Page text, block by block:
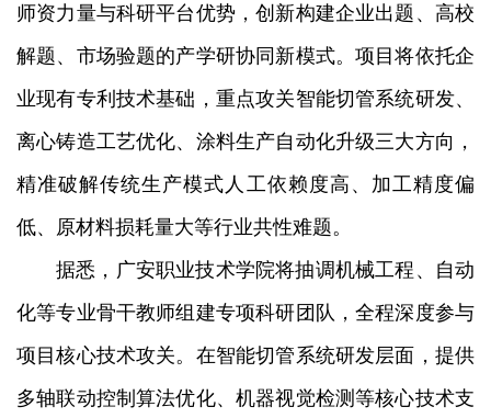
师资力量与科研平台优势，创新构建企业出题、高校
解题、市场验题的产学研协同新模式。项目将依托企
业现有专利技术基础，重点攻关智能切管系统研发、
离心铸造工艺优化、涂料生产自动化升级三大方向，
精准破解传统生产模式人工依赖度高、加工精度偏
低、原材料损耗量大等行业共性难题。
据悉，广安职业技术学院将抽调机械工程、自动
化等专业骨干教师组建专项科研团队，全程深度参与
项目核心技术攻关。在智能切管系统研发层面，提供
多轴联动控制算法优化、机器视觉检测等核心技术支